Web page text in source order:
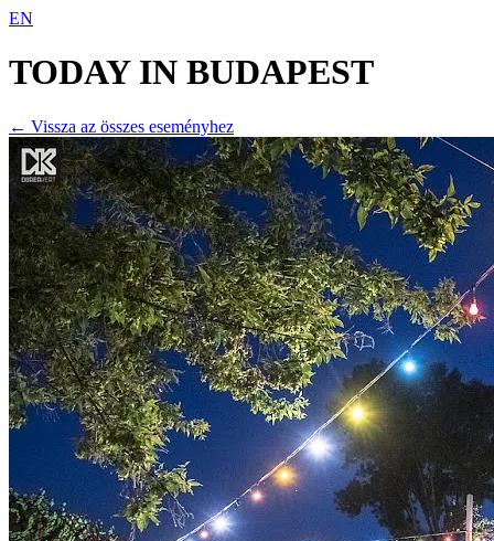
EN
TODAY IN BUDAPEST
← Vissza az összes eseményhez